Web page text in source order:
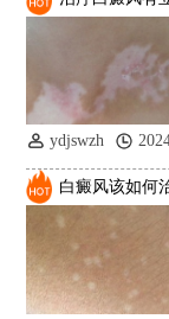
ydjswzh
白癜风该如何